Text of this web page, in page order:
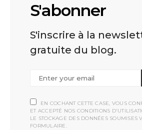
S'abonner
S'inscrire à la
gratuite du blog.
EN COCHANT CETTE CASE, VOUS
ET ACCEPTÉ NOS CONDITIONS
LE STOCKAGE DES DONNÉES SOUMISES
FORMULAIRE.